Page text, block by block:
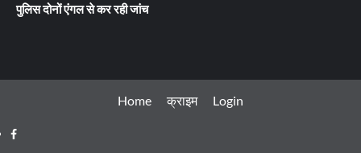
पुलिस दोनों एंगल से कर रही जांच
Home क्राइम Login
Facebook